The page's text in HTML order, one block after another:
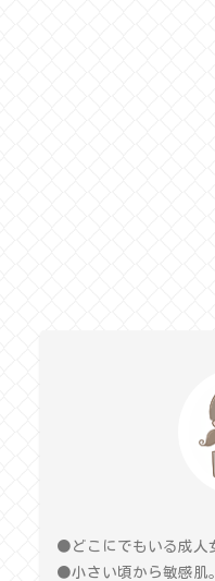
●どこにでもいる成人
●小さい頃から敏感肌